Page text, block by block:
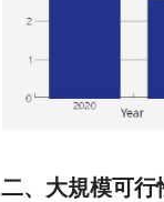
二、 大規模可行